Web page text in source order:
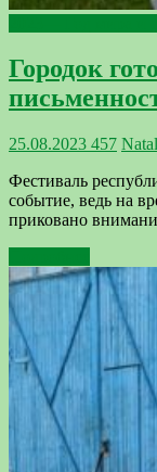
Городок
25.08.2023 457
Фестиваль
событие, ведь на
приковано